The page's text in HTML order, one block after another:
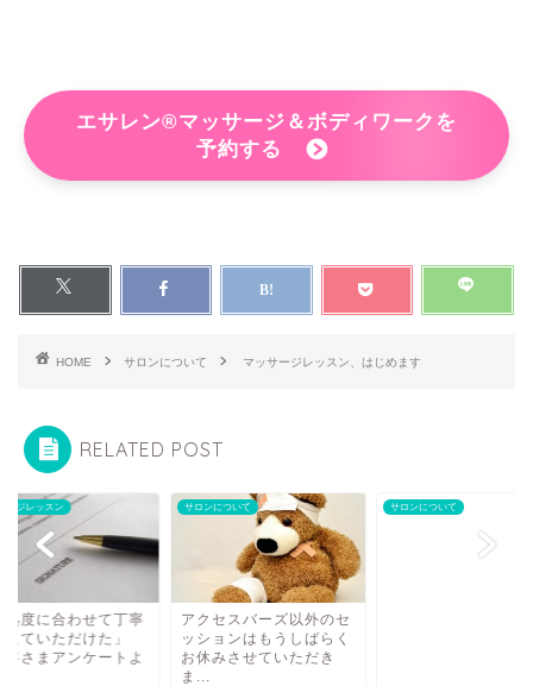
エサレン®マッサージ＆ボディワークを
予約する
HOME サロンについて マッサージレッスン、はじめます
RELATED POST
ージレッスン
熟度に合わせて丁寧
えていただけた」
客さまアンケートよ
サロンについて
アクセスバーズ以外のセ
ッションはもうしばらく
お休みさせていただき
ま...
サロンについて